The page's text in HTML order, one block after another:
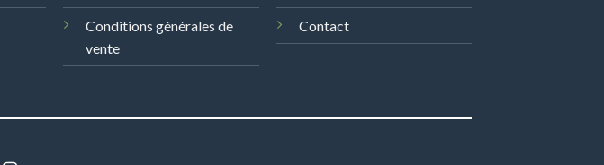
Conditions générales de
vente
Contact